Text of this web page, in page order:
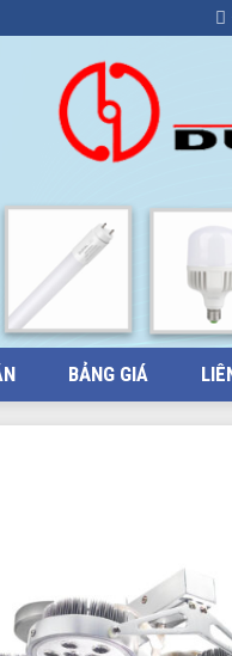
BẢNG GIÁ